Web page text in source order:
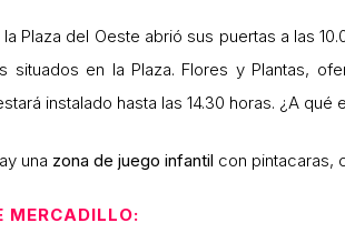
la Plaza del Oeste abrió sus puertas a las
situados en la Plaza. Flores y Plantas,
instalado hasta las 14.30 horas. ¿A qué
una zona de juego infantil con pintacaras,
MERCADILLO: